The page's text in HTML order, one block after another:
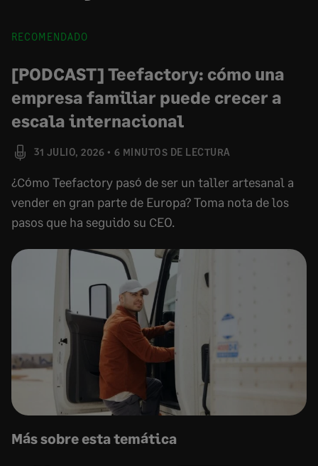
RECOMENDADO
31 JULIO, 2026 6 MINUTOS DE LECTURA
[PODCAST] Teefactory: cómo una
empresa familiar puede crecer a
escala internacional
¿Cómo Teefactory pasó de ser un taller artesanal a
vender en gran parte de Europa? Toma nota de los
pasos que ha seguido su CEO.
Más sobre esta temática